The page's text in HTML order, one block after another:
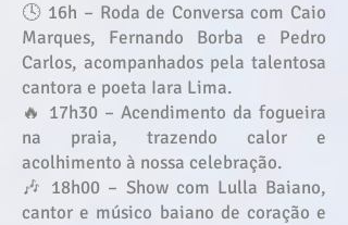
🕓 16h – Roda de Conversa com Caio
Marques, Fernando Borba e Pedro
Carlos, acompanhados pela talentosa
cantora e poeta Iara Lima.
🔥 17h30 – Acendimento da fogueira
na praia, trazendo calor e
acolhimento à nossa celebração.
🎶 18h00 – Show com Lulla Baiano,
cantor e músico baiano de coração e